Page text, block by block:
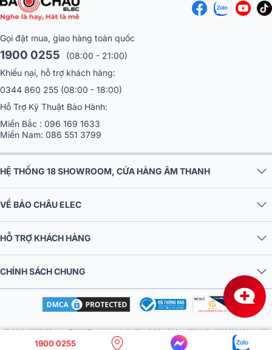
Gọi đặt mua, giao hàng toàn quốc
1900 0255
(08:00 - 21:00)
Khiếu nại, hỗ trợ khách hàng:
0344 860 255 (08:00 - 18:00)
Hỗ Trợ Kỹ Thuật Bảo Hành:
Miền Bắc : 096 169 1633
Miền Nam: 086 551 3799
HỆ THỐNG 18 SHOWROOM, CỬA HÀNG ÂM THANH
VỀ BẢO CHÂU ELEC
HỖ TRỢ KHÁCH HÀNG
CHÍNH SÁCH CHUNG
© 2016-2026 Công ty TNHH Thương mại và điện tử Bảo Châu. GPDKKD: 0106303879 do Sở
KH & ĐT TP.HN cấp ngày 10/09/2013. Địa chỉ: Tầng 6, tòa nhà MD Complex, số 68 Nguyễn Cơ
1900 0255